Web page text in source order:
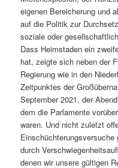
eigenen Bereicherung und
auf die Politik zur
soziale oder
Dass Heimstaden ein
hat, zeigte sich neben der
Regierung wie in den
Zeitpunktes der
September 2021, der
dem die Parlamente
waren. Und nicht zuletzt
durch
denen wir unsere gültigen